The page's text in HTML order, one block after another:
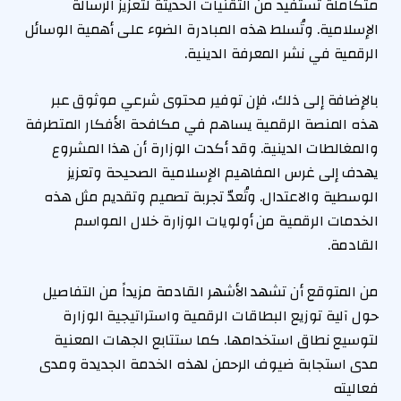
متكاملة تستفيد من التقنيات الحديثة لتعزيز الرسالة
الإسلامية. وتُسلط هذه المبادرة الضوء على أهمية الوسائل
الرقمية في نشر المعرفة الدينية.
بالإضافة إلى ذلك، فإن توفير محتوى شرعي موثوق عبر
هذه المنصة الرقمية يساهم في مكافحة الأفكار المتطرفة
والمغالطات الدينية. وقد أكدت الوزارة أن هذا المشروع
يهدف إلى غرس المفاهيم الإسلامية الصحيحة وتعزيز
الوسطية والاعتدال. وتُعدّ تجربة تصميم وتقديم مثل هذه
الخدمات الرقمية من أولويات الوزارة خلال المواسم
القادمة.
من المتوقع أن تشهد الأشهر القادمة مزيداً من التفاصيل
حول آلية توزيع البطاقات الرقمية واستراتيجية الوزارة
لتوسيع نطاق استخدامها. كما ستتابع الجهات المعنية
مدى استجابة ضيوف الرحمن لهذه الخدمة الجديدة ومدى
فعاليته